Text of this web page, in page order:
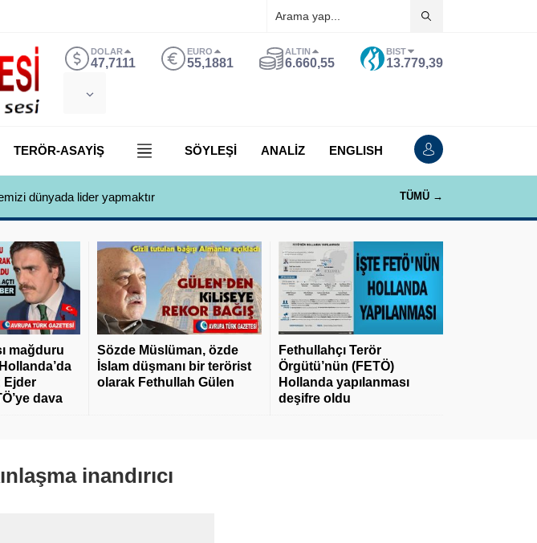
DOLAR
47,7111
EURO
55,1881
ALTIN
6.660,55
BIST
13.779,39
TERÖR-ASAYİŞ SÖYLEŞİ ANALİZ ENGLISH
dünyada lider yapmaktır TÜMÜ →
mağduru
Ejder
dava
Sözde Müslüman, özde
İslam düşmanı bir terörist
olarak Fethullah Gülen
Fethullahçı Terör
Örgütü’nün (FETÖ)
Hollanda yapılanması
deşifre oldu
inandırıcı